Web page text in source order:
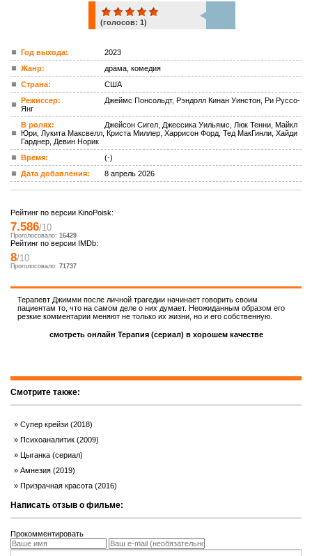
ком.
(голосов: 1)
Год выхода:
2023
Жанр:
драма, комедия
Страна:
США
Режиссер:
Джеймс Понсольдт, Рэндолл Кинан Уинстон, Ри Руссо-
Янг
В ролях:
Джейсон Сигел, Джессика Уильямс, Люк Тенни, Майкл
Юри, Лукита Максвелл, Криста Миллер, Харрисон Форд, Тед МакГинли, Хайди
Гарднер, Девин Норик
Время:
(-)
Дата добавления:
8 апрель 2026
Рейтинг по версии KinoPoisk:
7.586/10
Проголосовало: 16429
Рейтинг по версии IMDb:
8/10
Проголосовало: 71737
Терапевт Джимми после личной трагедии начинает говорить своим
пациентам то, что на самом деле о них думает. Неожиданным образом его
резкие комментарии меняют не только их жизни, но и его собственную.
смотреть онлайн Терапия (сериал) в хорошем качестве
Смотрите также:
Супер крейзи (2018)
Психоаналитик (2009)
Цыганка (сериал)
Амнезия (2019)
Призрачная красота (2016)
Написать отзыв о фильме:
Прокомментировать